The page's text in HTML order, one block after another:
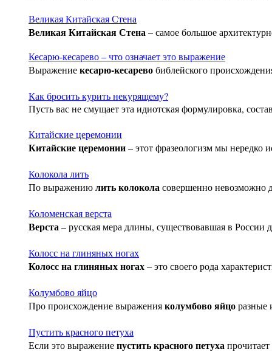
Великая Китайская Стена
Великая Китайская Стена– самое большое
Кесарю-кесарево – что означает это выражение
Выражениекесарю-кесаревобиблейского
Как бросить курить некурящему?
Пусть вас не смущает эта идиотская формулировка,
Китайские церемонии
Китайские церемонии– этот фразеологизм мы нередко
Колокола лить
По выражениюлить колоколасовершенно невозможно
Коломенская верста
Верста– русская мера длины, существовавшая в России
Колосс на глиняных ногах
Колосс на глиняных ногах– это своего рода
Колумбово яйцо
Про происхождение выраженияколумбово яйцоразные
Пустить красного петуха
Если это выражениепустить красного петуха